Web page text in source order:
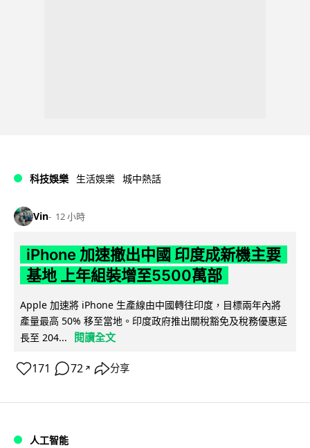
科技娛樂 生活娛樂 城中熱話
Vin 12 小時
iPhone 加速撤出中國 印度成新機主要
基地 上年組裝增至5500萬部
Apple 加速將 iPhone 生產線由中國轉往印度，目標兩年內將
產量最高 50% 移至當地。印度政府推出關稅豁免及稅務優惠延
長至 204...
閱讀全文
171 72 ↗ 分享
人工智能